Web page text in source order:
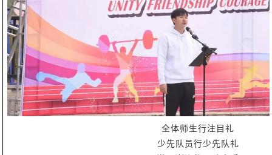
全体师生行注目礼
少先队员行少先队礼